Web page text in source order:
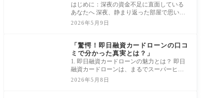
はじめに：深夜の資金不足に直面している
あなたへ 深夜、静まり返った部屋で思いも
よらぬ「お金が足りない！」という不安が
2026年5月9日
「驚愕！即日融資カードローンの口コ
ミで分かった真実とは？」
1. 即日融資カードローンの魅力とは？ 即日
融資カードローンは、まるでスーパーヒー
ローのような存在です！急な医療費や冠婚
2026年5月8日